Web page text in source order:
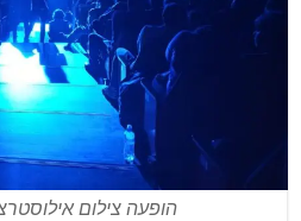
הופעה צילום